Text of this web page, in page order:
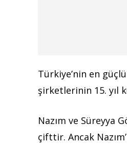
Türkiye’nin en
şirketlerinin 15. yıl
Nazım ve Süreyya
çifttir. Ancak